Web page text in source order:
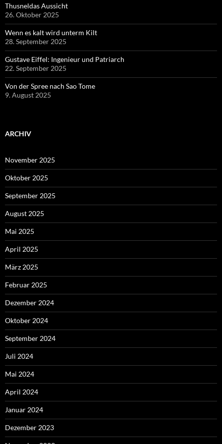
Thusneldas Aussicht
26. Oktober 2025
Wenn es kalt wird unterm Kilt
28. September 2025
Gustave Eiffel: Ingenieur und Patriarch
22. September 2025
Von der Spree nach Sao Tome
9. August 2025
ARCHIV
November 2025
Oktober 2025
September 2025
August 2025
Mai 2025
April 2025
März 2025
Februar 2025
Dezember 2024
Oktober 2024
September 2024
Juli 2024
Mai 2024
April 2024
Januar 2024
Dezember 2023